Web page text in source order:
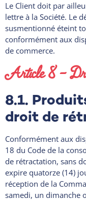
Le Client doit par
lettre à la Société. Le
susmentionné éteint
conformément aux
de commerce.
Article 8 –
8.1.
droit de
Conformément aux
18 du Code de la
de rétractation, sans
expire quatorze (14)
réception de la
samedi, un dimanche